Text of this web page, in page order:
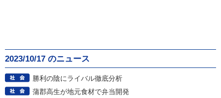
2023/10/17 のニュース
勝利の陰にライバル徹底分析
蒲郡高生が地元食材で弁当開発